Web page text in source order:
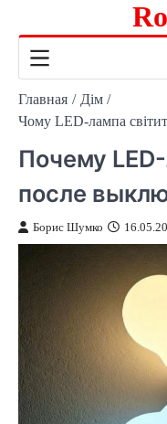
содержимому
Главная
Дім
Чому LED-лампа
Почему
после
Борис Шумко